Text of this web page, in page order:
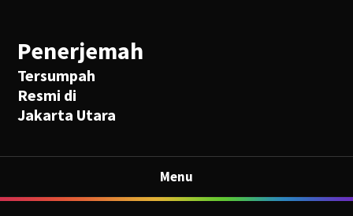
Penerjemah
Tersumpah
Resmi di
Jakarta Utara
Menu